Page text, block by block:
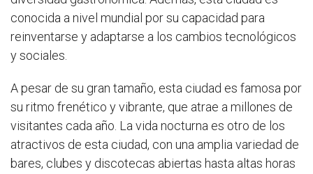
conocida a nivel mundial por su capacidad para
reinventarse y adaptarse a los cambios tecnológicos
y sociales.
A pesar de su gran tamaño, esta ciudad es famosa por
su ritmo frenético y vibrante, que atrae a millones de
visitantes cada año. La vida nocturna es otro de los
atractivos de esta ciudad, con una amplia variedad de
bares, clubes y discotecas abiertas hasta altas horas